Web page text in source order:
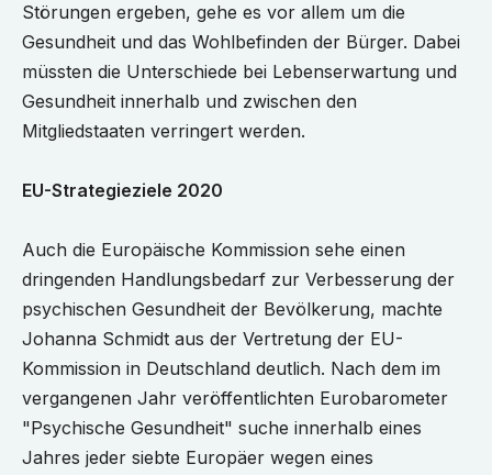
Störungen ergeben, gehe es vor allem um die
Gesundheit und das Wohlbefinden der Bürger. Dabei
müssten die Unterschiede bei Lebenserwartung und
Gesundheit innerhalb und zwischen den
Mitgliedstaaten verringert werden.
EU-Strategieziele 2020
Auch die Europäische Kommission sehe einen
dringenden Handlungsbedarf zur Verbesserung der
psychischen Gesundheit der Bevölkerung, machte
Johanna Schmidt aus der Vertretung der EU-
Kommission in Deutschland deutlich. Nach dem im
vergangenen Jahr veröffentlichten Eurobarometer
"Psychische Gesundheit" suche innerhalb eines
Jahres jeder siebte Europäer wegen eines